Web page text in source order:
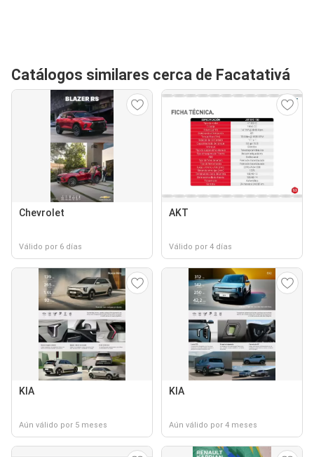
Catálogos similares cerca de Facatativá
Chevrolet
Válido por 6 días
AKT
Válido por 4 días
KIA
Aún válido por 5 meses
KIA
Aún válido por 4 meses